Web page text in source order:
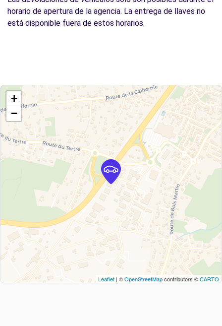
horario de apertura de la agencia. La entrega de llaves no
está disponible fuera de estos horarios.
+
−
Leaflet | ©OpenStreetMapcontributors ©CARTO